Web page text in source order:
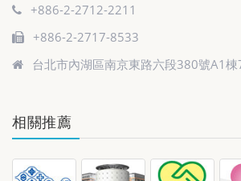
+886-2-2712-2211
+886-2-2717-8533
台北市內湖區南京東路六段380號A1
相關推薦